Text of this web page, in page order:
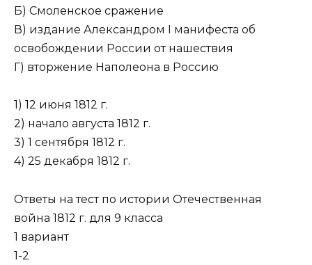
Б) Смоленское сражение
В) издание Александром I манифеста об
освобождении России от нашествия
Г) вторжение Наполеона в Россию
1) 12 июня 1812 г.
2) начало августа 1812 г.
3) 1 сентября 1812 г.
4) 25 декабря 1812 г.
Ответы на тест по истории Отечественная
война 1812 г. для 9 класса
1 вариант
1-2